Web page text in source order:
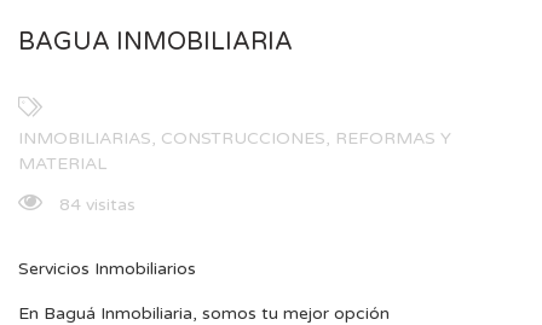
BAGUA INMOBILIARIA
INMOBILIARIAS, CONSTRUCCIONES, REFORMAS Y
MATERIAL
84 visitas
Servicios Inmobiliarios
En Baguá Inmobiliaria, somos tu mejor opción